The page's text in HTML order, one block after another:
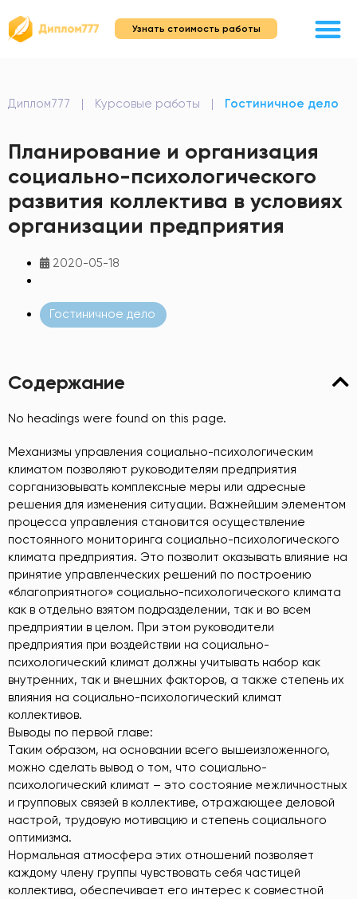
Узнать стоимость работы
Диплом777 | Курсовые работы | Гостиничное дело
Планирование и организация
социально-психологического
развития коллектива в условиях
организации предприятия
2020-05-18
Гостиничное дело
Содержание
No headings were found on this page.
Механизмы управления социально-психологическим
климатом позволяют руководителям предприятия
сорганизовывать комплексные меры или адресные
решения для изменения ситуации. Важнейшим элементом
процесса управления становится осуществление
постоянного мониторинга социально-психологического
климата предприятия. Это позволит оказывать влияние на
принятие управленческих решений по построению
«благоприятного» социально-психологического климата
как в отдельно взятом подразделении, так и во всем
предприятии в целом. При этом руководители
предприятия при воздействии на социально-
психологический климат должны учитывать набор как
внутренних, так и внешних факторов, а также степень их
влияния на социально-психологический климат
коллективов.
Выводы по первой главе:
Таким образом, на основании всего вышеизложенного,
можно сделать вывод о том, что социально-
психологический климат – это состояние межличностных
и групповых связей в коллективе, отражающее деловой
настрой, трудовую мотивацию и степень социального
оптимизма.
Нормальная атмосфера этих отношений позволяет
каждому члену группы чувствовать себя частицей
коллектива, обеспечивает его интерес к совместной